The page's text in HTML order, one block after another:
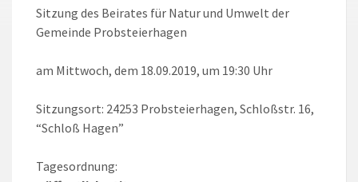
Sitzung des Beirates für Natur und Umwelt der
Gemeinde Probsteierhagen
am Mittwoch, dem 18.09.2019, um 19:30 Uhr
Sitzungsort: 24253 Probsteierhagen, Schloßstr. 16,
“Schloß Hagen”
Tagesordnung: